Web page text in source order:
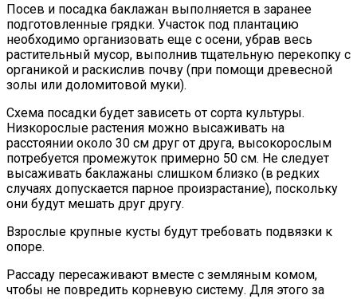
Посев и посадка баклажан выполняется в заранее
подготовленные грядки. Участок под плантацию
необходимо организовать еще с осени, убрав весь
растительный мусор, выполнив тщательную перекопку с
органикой и раскислив почву (при помощи древесной
золы или доломитовой муки).
Схема посадки будет зависеть от сорта культуры.
Низкорослые растения можно высаживать на
расстоянии около 30 см друг от друга, высокорослым
потребуется промежуток примерно 50 см. Не следует
высаживать баклажаны слишком близко (в редких
случаях допускается парное произрастание), поскольку
они будут мешать друг другу.
Взрослые крупные кусты будут требовать подвязки к
опоре.
Рассаду пересаживают вместе с земляным комом,
чтобы не повредить корневую систему. Для этого за